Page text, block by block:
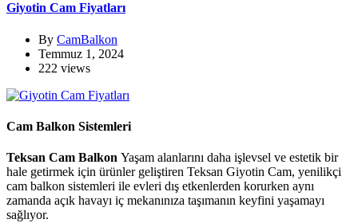
Giyotin Cam Fiyatları
By CamBalkon
Temmuz 1, 2024
222 views
Cam Balkon Sistemleri
Teksan Cam Balkon Yaşam alanlarını daha işlevsel ve estetik bir
hale getirmek için ürünler geliştiren Teksan Giyotin Cam, yenilikçi
cam balkon sistemleri ile evleri dış etkenlerden korurken aynı
zamanda açık havayı iç mekanınıza taşımanın keyfini yaşamayı
sağlıyor.